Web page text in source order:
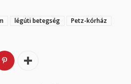
légúti betegség
Petz-kórház